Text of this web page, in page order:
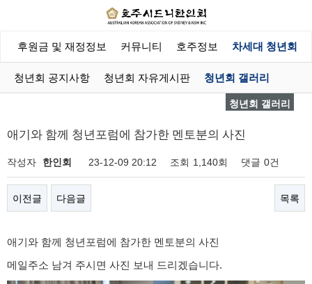
후원금 및 재정정보 커뮤니티 호주정보 차세대 청년회
청년회 공지사항 청년회 자유게시판 청년회 갤러리
청년회 갤러리
애기와 함께 청년포럼에 참가한 멘토분의 사진
작성자 한인회 23-12-09 20:12 조회 1,140회 댓글 0건
이전글 다음글 목록
애기와 함께 청년포럼에 참가한 멘토분의 사진
메일주소 남겨 주시면 사진 보내 드리겠습니다.